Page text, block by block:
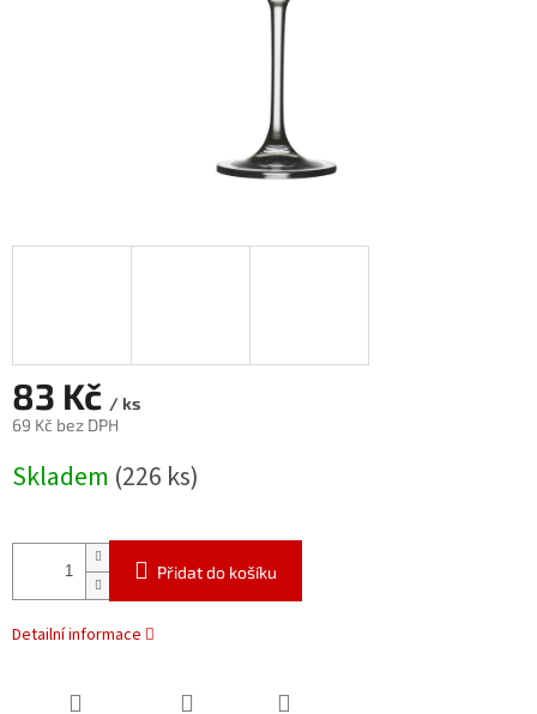
83 Kč / ks
69 Kč bez DPH
cena:
Skladem (226 ks)
Přidat do košíku
Detailní informace